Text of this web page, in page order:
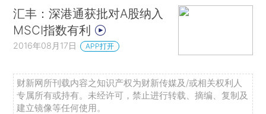
汇丰：深港通获批对A股纳入
MSCI指数有利
2016年08月17日 APP打开
财新网所刊载内容之知识产权为财新传媒及/或相关权利人
专属所有或持有。未经许可，禁止进行转载、摘编、复制及
建立镜像等任何使用。